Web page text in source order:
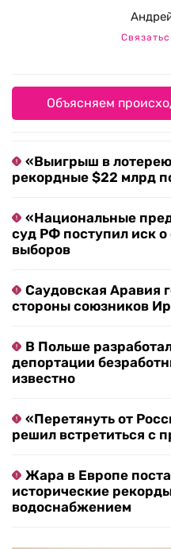
Объясняем
«Выигрыш в
рекордные $22 млрд
«Национальные
суд РФ поступил иск
выборов
Саудовская Аравия
стороны союзников
В Польше
депортации
известно
«Перетянуть от
решил встретиться с
Жара в Европе
исторические
водоснабжением